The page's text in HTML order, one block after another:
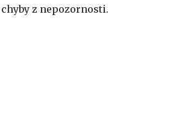
z nepozornosti.